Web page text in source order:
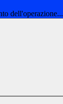
dell'operazione...